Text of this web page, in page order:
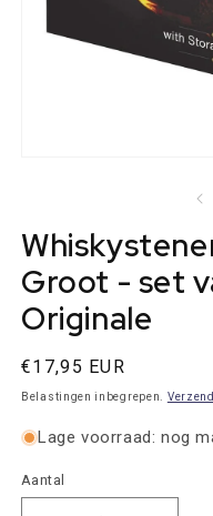
modaal
Groot - set
Originale
Normale
prijs
€17,95 EUR
Belastingen inbegrepen.
Lage voorraad: nog
Aantal
Aantal